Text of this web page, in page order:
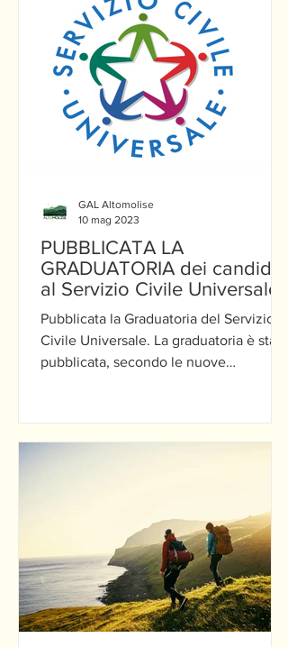
PUBBLICATA LA
GRADUATORIA dei candidati
al Servizio Civile Universale
“Erasmus della Montagna”
Pubblicata la Graduatoria del Servizio
Civile Universale. La graduatoria è stata
pubblicata, secondo le nuove
GAL Altomolise
10 mag 2023